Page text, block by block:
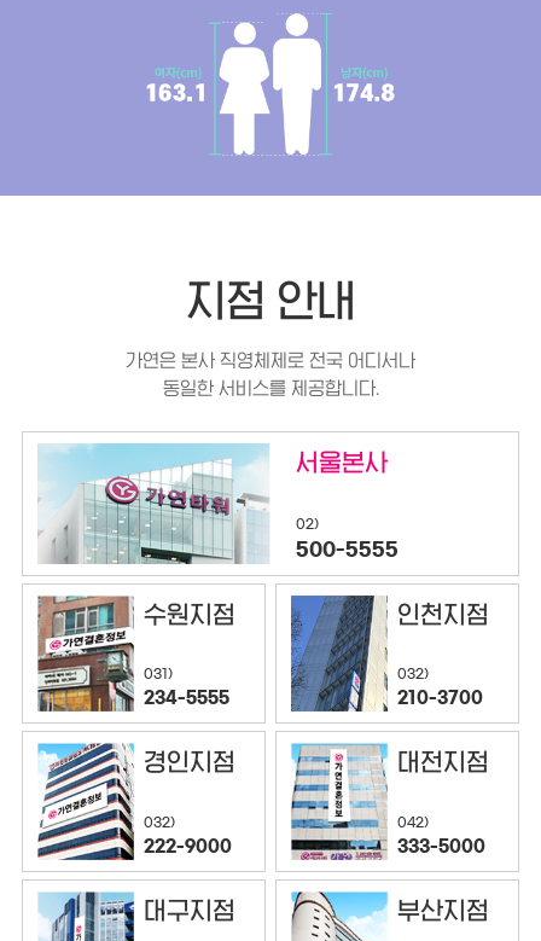
지점 안내
가연은 본사 직영체제로 전국 어디서나
동일한 서비스를 제공합니다.
서울본사
02)
500-5555
수원지점
031)
234-5555
인천지점
032)
210-3700
경인지점
032)
222-9000
대전지점
042)
333-5000
대구지점 부산지점